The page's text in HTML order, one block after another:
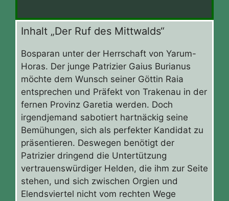
Inhalt „Der Ruf des Mittwalds“
Bosparan unter der Herrschaft von Yarum-
Horas. Der junge Patrizier Gaius Burianus
möchte dem Wunsch seiner Göttin Raia
entsprechen und Präfekt von Trakenau in der
fernen Provinz Garetia werden. Doch
irgendjemand sabotiert hartnäckig seine
Bemühungen, sich als perfekter Kandidat zu
präsentieren. Deswegen benötigt der
Patrizier dringend die Untertützung
vertrauenswürdiger Helden, die ihm zur Seite
stehen, und sich zwischen Orgien und
Elendsviertel nicht vom rechten Wege